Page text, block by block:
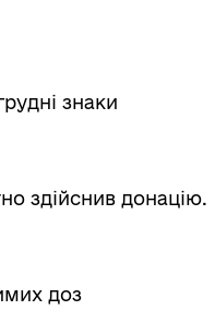
знаки
здійснив донацію.
доз